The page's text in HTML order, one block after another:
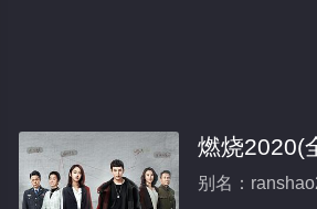
燃烧2020(
别名：